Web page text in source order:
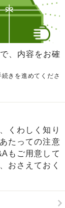
、内容をお確
きを進めてくださ
くわしく知り
たっての注意
もご用意して
おさえておく